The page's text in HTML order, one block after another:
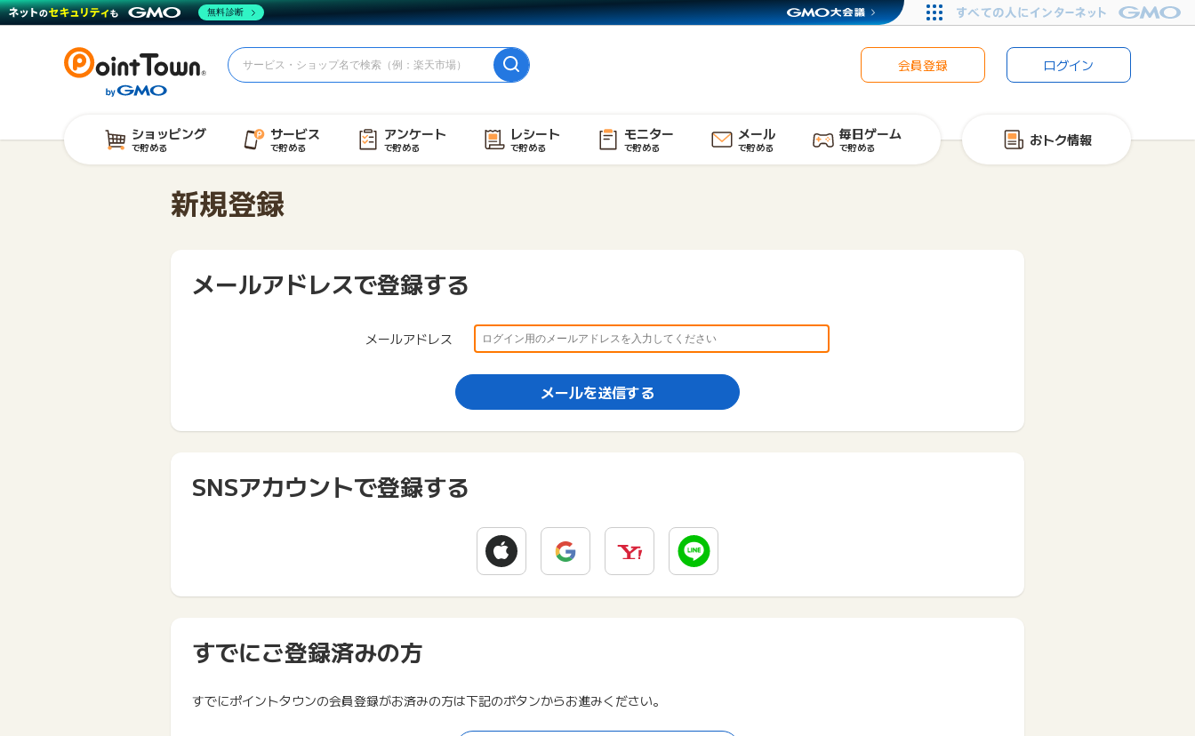
会員登録 ログイン
ショッピング
で貯める
サービス
で貯める
アンケート
で貯める
レシート
で貯める
モニター
で貯める
メール
で貯める
毎日ゲーム
で貯める おトク情報
新規登録
メールアドレスで登録する
メールアドレス
メールを送信する
SNSアカウントで登録する
すでにご登録済みの方
すでにポイントタウンの会員登録がお済みの方は下記のボタンからお進みください。
無料診断